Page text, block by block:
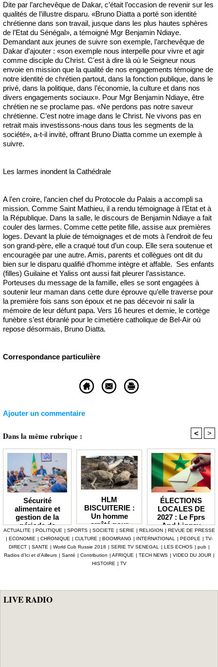
Dite par l’archevêque de Dakar, c’était l’occasion de revenir sur les
qualités de l’illustre disparu. «Bruno Diatta a porté son identité
chrétienne dans son travail, jusque dans les plus hautes sphères
de l’Etat du Sénégal», a témoigné Mgr Benjamin Ndiaye.
Demandant aux jeunes de suivre son exemple, l’archevêque de
Dakar d’ajouter : «son exemple nous interpelle pour vivre et agir
comme disciple du Christ. C'est à dire là où le Seigneur nous
envoie en mission que la qualité de nos engagements témoigne de
notre identité de chrétien partout, dans la fonction publique, dans le
privé, dans la politique, dans l’économie, la culture et dans nos
divers engagements sociaux». Pour Mgr Benjamin Ndiaye, être
chrétien ne se proclame pas. «Ne perdons pas notre saveur
chrétienne. C’est notre image dans le Christ. Ne vivons pas en
retrait mais investissons-nous dans tous les segments de la
société», a-t-il invité, offrant Bruno Diatta comme un exemple à
suivre.
Les larmes inondent la Cathédrale
A l’en croire, l’ancien chef du Protocole du Palais a accompli sa
mission. Comme Saint Mathieu, il a rendu témoignage à l’Etat et à
la République. Dans la salle, le discours de Benjamin Ndiaye a fait
couler des larmes. Comme cette petite fille, assise aux premières
loges. Devant la pluie de témoignages et de mots à l’endroit de feu
son grand-père, elle a craqué tout d’un coup. Elle sera soutenue et
encouragée par une autre. Amis, parents et collègues ont dit du
bien sur le disparu qualifié d’homme intègre et affable. Ses enfants
(filles) Guilaine et Yaliss ont aussi fait pleurer l’assistance.
Porteuses du message de la famille, elles se sont engagées à
soutenir leur maman dans cette dure éprouve qu’elle traverse pour
la première fois sans son époux et ne pas décevoir ni salir la
mémoire de leur défunt papa. Vers 16 heures et demie, le cortège
funèbre s’est ébranlé pour le cimetière catholique de Bel-Air où
repose désormais, Bruno Diatta.
Correspondance particulière
Ajouter un commentaire
Dans la même rubrique : < >
Sécurité
alimentaire et
gestion de la
période de
soudure Le
gouvernement
débloque plus de
7,2 milliards F
HLM
BISCUITERIE :
Un homme
arrêté pour
abattage
clandestin d’un
mouton et
tentative de
vente de viande
ÉLECTIONS
LOCALES DE
2027 : Le Fprs
And Liggey
plaide pour un
report du scrutin
prévu en janvier
prochain
ACTUALITE | POLITIQUE | SPORTS | SOCIETE | SERIE | RELIGION | REVUE DE PRESSE
| ECONOMIE | CHRONIQUE | CULTURE | BOOMRANG | INTERNATIONAL | PEOPLE | TV-
DIRECT | SANTE | World Cub Russie 2018 | SERIE TV SENEGAL | LES ECHOS | pub |
Radios d’Ici et d’Ailleurs | Santé | Contribution | AFRIQUE | TECH NEWS | VIDEO DU JOUR |
HISTOIRE | TV
LIVE RADIO